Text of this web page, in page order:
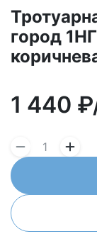
город
1 440